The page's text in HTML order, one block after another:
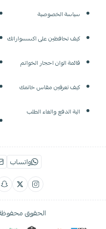
سياسة الخصوصية
كيف تحافظين على اكسسواراتك
قائمة الوان احجار الخواتم
كيف تعرفين مقاس خاتمك
الية الدفع والغاء الطلب
واتساب
الحقوق محفوظة |